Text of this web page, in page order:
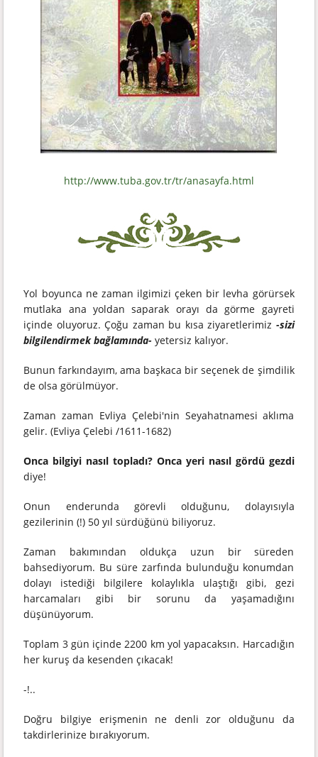
http://www.tuba.gov.tr/tr/anasayfa.html
Yol boyunca ne zaman ilgimizi çeken bir levha görürsek
mutlaka ana yoldan saparak orayı da görme gayreti
içinde oluyoruz. Çoğu zaman bu kısa ziyaretlerimiz -sizi
bilgilendirmek bağlamında-yetersiz kalıyor.
Bunun farkındayım, ama başkaca bir seçenek de şimdilik
de olsa görülmüyor.
Zaman zaman Evliya Çelebi'nin Seyahatnamesi aklıma
gelir. (Evliya Çelebi /1611-1682)
Onca bilgiyi nasıl topladı? Onca yeri nasıl gördü gezdi
diye!
Onun enderunda görevli olduğunu, dolayısıyla
gezilerinin (!) 50 yıl sürdüğünü biliyoruz.
Zaman bakımından oldukça uzun bir süreden
bahsediyorum. Bu süre zarfında bulunduğu konumdan
dolayı istediği bilgilere kolaylıkla ulaştığı gibi, gezi
harcamaları gibi bir sorunu da yaşamadığını
düşünüyorum.
Toplam 3 gün içinde 2200 km yol yapacaksın. Harcadığın
her kuruş da kesenden çıkacak!
-!..
Doğru bilgiye erişmenin ne denli zor olduğunu da
takdirlerinize bırakıyorum.